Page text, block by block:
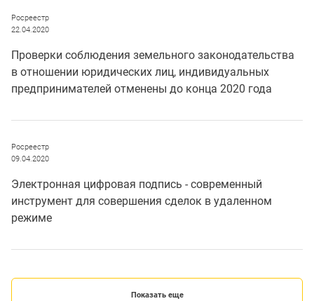
Росреестр
22.04.2020
Проверки соблюдения земельного законодательства
в отношении юридических лиц, индивидуальных
предпринимателей отменены до конца 2020 года
Росреестр
09.04.2020
Электронная цифровая подпись - современный
инструмент для совершения сделок в удаленном
режиме
Показать еще